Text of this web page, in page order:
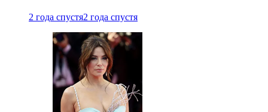
2 года спустя2 года спустя